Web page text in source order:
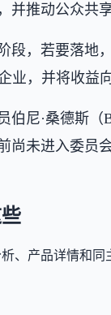
并推动公众共
段，若要落地
业，并将收益
伯尼·桑德斯
尚未进入委员
、产品详情和同